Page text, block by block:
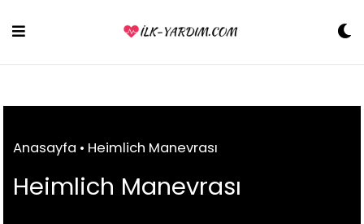
Anasayfa • Heimlich Manevrası
Heimlich Manevrası